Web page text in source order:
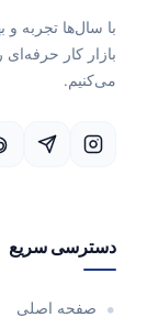
تجربه و
کار حرفه‌ای را با
سریع
اصلی